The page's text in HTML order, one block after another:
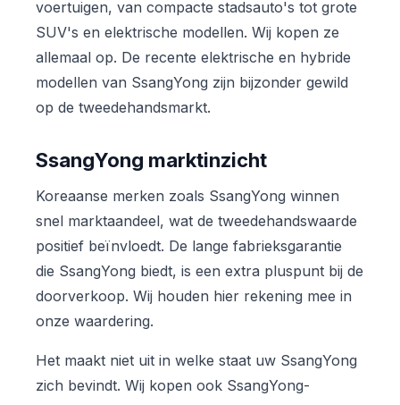
voertuigen, van compacte stadsauto's tot grote
SUV's en elektrische modellen. Wij kopen ze
allemaal op. De recente elektrische en hybride
modellen van SsangYong zijn bijzonder gewild
op de tweedehandsmarkt.
SsangYong marktinzicht
Koreaanse merken zoals SsangYong winnen
snel marktaandeel, wat de tweedehandswaarde
positief beïnvloedt. De lange fabrieksgarantie
die SsangYong biedt, is een extra pluspunt bij de
doorverkoop. Wij houden hier rekening mee in
onze waardering.
Het maakt niet uit in welke staat uw SsangYong
zich bevindt. Wij kopen ook SsangYong-